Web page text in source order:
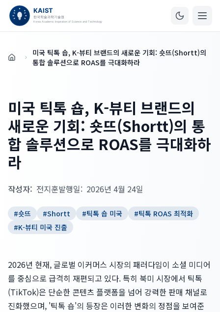
홈
미국 틱톡 숍, K-뷰티 브랜드의 새로운 기회: 숏뜨(Shortt)의
통합 솔루션으로 ROAS를 극대화하라
미국 틱톡 숍, K-뷰티 브랜드의
새로운 기회: 숏뜨(Shortt)의 통
합 솔루션으로 ROAS를 극대화하
라
작성자: 전지훈발행일: 2026년 4월 24일
#숏뜨 #Shortt #틱톡 숍 미국 #틱톡 ROAS 최적화
#K-뷰티 미국 진출
2026년 현재, 글로벌 이커머스 시장의 패러다임이 소셜 미디어
를 중심으로 급격히 재편되고 있다. 특히 북미 시장에서 틱톡
(TikTok)은 단순한 콘텐츠 플랫폼을 넘어 강력한 판매 채널로
진화했으며, '틱톡 숍'의 등장은 이러한 변화의 정점을 보여준